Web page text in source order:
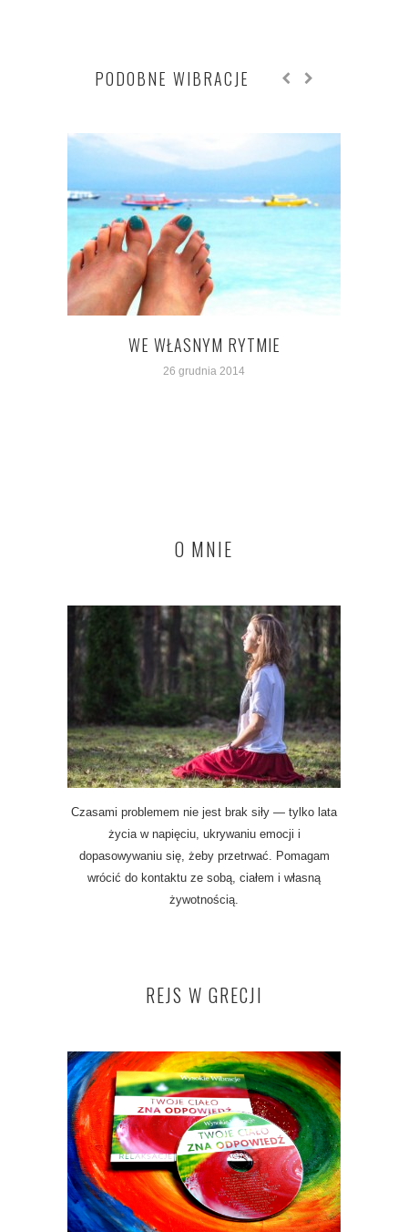
PODOBNE WIBRACJE
WE WŁASNYM RYTMIE
26 grudnia 2014
O MNIE
Czasami problemem nie jest brak siły — tylko lata
życia w napięciu, ukrywaniu emocji i
dopasowywaniu się, żeby przetrwać. Pomagam
wrócić do kontaktu ze sobą, ciałem i własną
żywotnością.
REJS W GRECJI